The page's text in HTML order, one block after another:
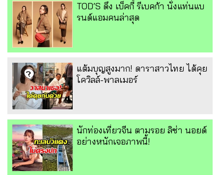
TOD’S ดึง เบ็คกี้ รีเบคก้า นั่งแท่นแบ
รนด์แอมคนล่าสุด
แต้มบุญสูงมาก! ดาราสาวไทย ได้คุย
โควิลล์-พาลเมอร์
นักท่องเที่ยวจีน ตามรอย ลิซ่า นอยด์
อย่างหนักเจอภาพนี้!